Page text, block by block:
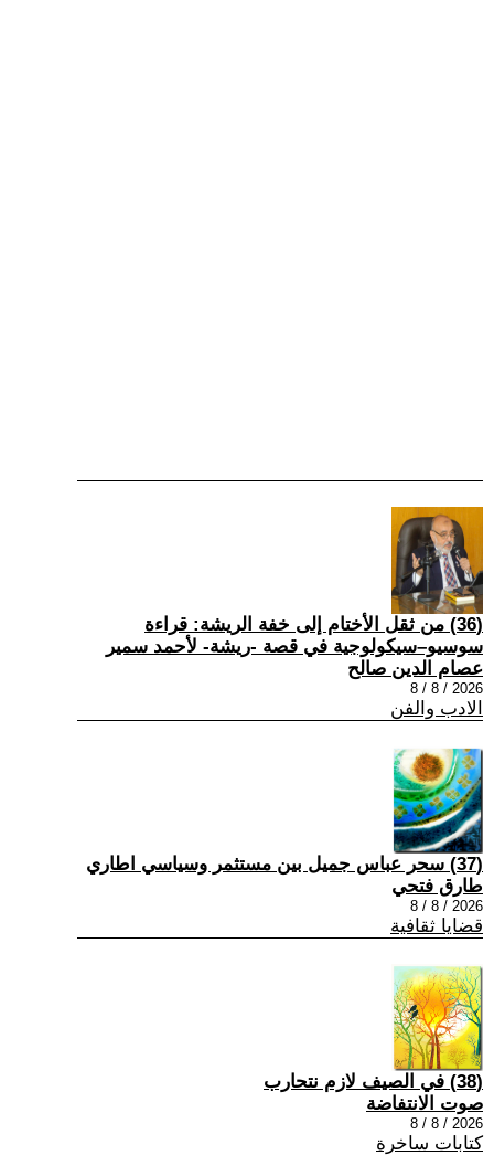
(36) من ثقل الأختام إلى خفة الريشة: قراءة
سوسيو–سيكولوجية في قصة -ريشة- لأحمد سمير
عصام الدين صالح
2026 / 8 / 8
الادب والفن
(37) سحر عباس جميل بين مستثمر وسياسي اطاري
طارق فتحي
2026 / 8 / 8
قضايا ثقافية
(38) في الصيف لازم نتحارب
صوت الانتفاضة
2026 / 8 / 8
كتابات ساخرة